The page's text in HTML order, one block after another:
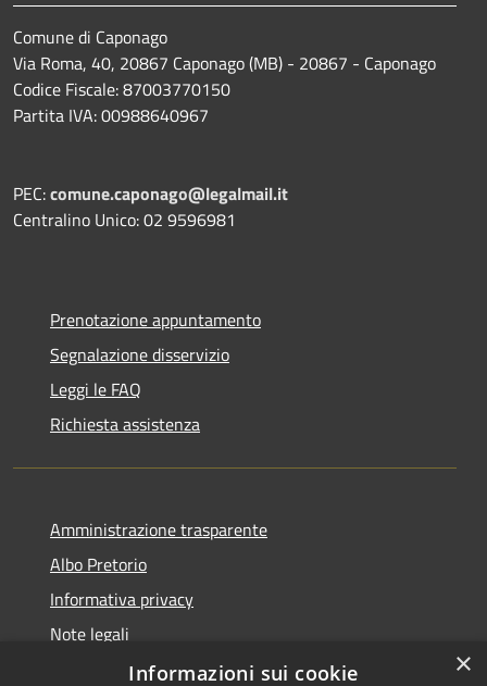
Comune di Caponago
Via Roma, 40, 20867 Caponago (MB) - 20867 - Caponago
Codice Fiscale: 87003770150
Partita IVA: 00988640967
PEC:comune.caponago@legalmail.it
Centralino Unico: 02 9596981
Prenotazione appuntamento
Segnalazione disservizio
Leggi le FAQ
Richiesta assistenza
Amministrazione trasparente
Albo Pretorio
Informativa privacy
Note legali
Dichiarazione di accessibilità
×
Informazioni sui cookie